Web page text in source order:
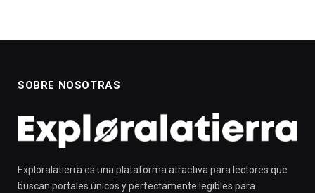
SOBRE NOSOTRAS
Exploralatierra es una plataforma atractiva para lectores que
buscan portales únicos y perfectamente legibles para